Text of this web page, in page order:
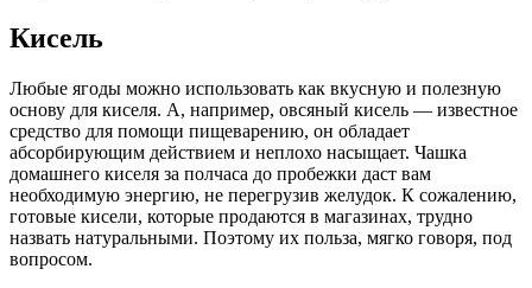
Кисель
Любые ягоды можно использовать как вкусную и полезную
основу для киселя. А, например, овсяный кисель — известное
средство для помощи пищеварению, он обладает
абсорбирующим действием и неплохо насыщает. Чашка
домашнего киселя за полчаса до пробежки даст вам
необходимую энергию, не перегрузив желудок. К сожалению,
готовые кисели, которые продаются в магазинах, трудно
назвать натуральными. Поэтому их польза, мягко говоря, под
вопросом.